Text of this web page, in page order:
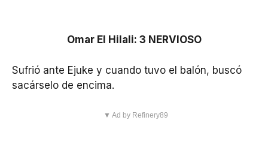
Omar El Hilali: 3 NERVIOSO
Sufrió ante Ejuke y cuando tuvo el balón, buscó
sacárselo de encima.
▼ Ad by Refinery89